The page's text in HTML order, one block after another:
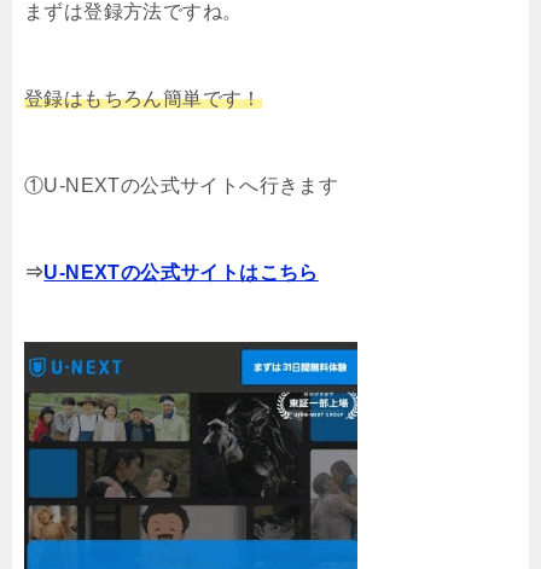
まずは登録方法ですね。
登録はもちろん簡単です！
①U-NEXTの公式サイトへ行きます
⇒U-NEXTの公式サイトはこちら